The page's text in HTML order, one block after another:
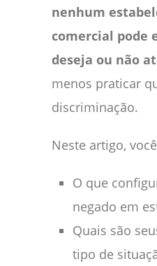
nenhum
comercial pode
deseja ou não
menos praticar
discriminação.
Neste artigo,
O que
negado em
Quais são
tipo de